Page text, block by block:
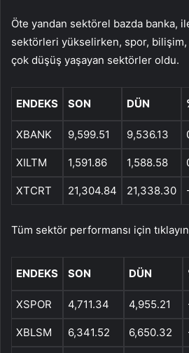
Öte yandan sektörel bazda banka,
sektörleri yükselirken, spor,
çok düşüş yaşayan sektörler oldu.
ENDEKS SON DÜN
XBANK 9,599.51 9,536.13
XILTM 1,591.86 1,588.58
XTCRT 21,304.84 21,338.30
Tüm sektör performansı için
ENDEKS SON DÜN
XSPOR 4,711.34 4,955.21
XBLSM 6,341.52 6,650.32